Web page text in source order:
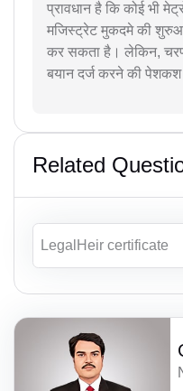
प्रावधान है कि कोई भी
मजिस्ट्रेट मुकदमे की
कर सकता है। लेकिन,
बयान दर्ज करने की पेशकश
Related
LegalHeir certificate